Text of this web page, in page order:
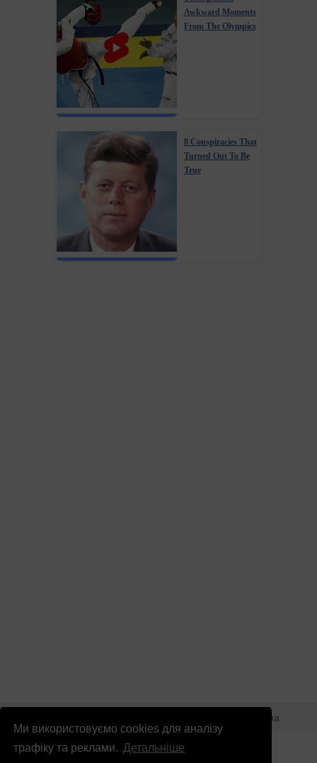
Ми використовуємо cookies для аналізу
трафіку та реклами. Детальніше
Awkward Moments
From The Olympics
8 Conspiracies That
Turned Out To Be
True
Реклама
info@patrioty.org.ua